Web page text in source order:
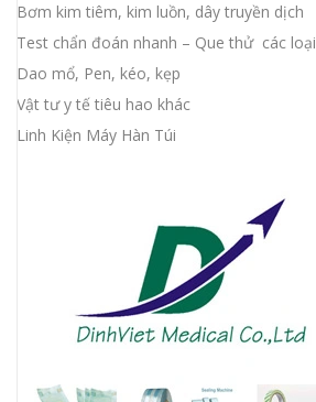
Bơm kim tiêm, kim luồn, dây truyền dịch
Test chẩn đoán nhanh – Que thử các loại
Dao mổ, Pen, kéo, kẹp
Vật tư y tế tiêu hao khác
Linh Kiện Máy Hàn Túi